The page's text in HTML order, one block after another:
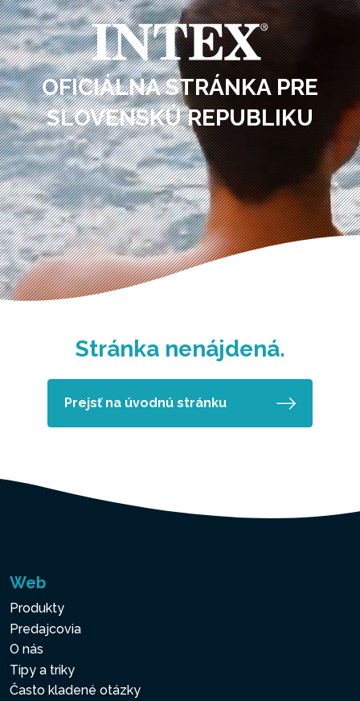
OFICIÁLNA STRÁNKA PRE
SLOVENSKÚ REPUBLIKU
Stránka nenájdená.
Prejsť na úvodnú stránku
Web
Produkty
Predajcovia
O nás
Tipy a triky
Často kladené otázky